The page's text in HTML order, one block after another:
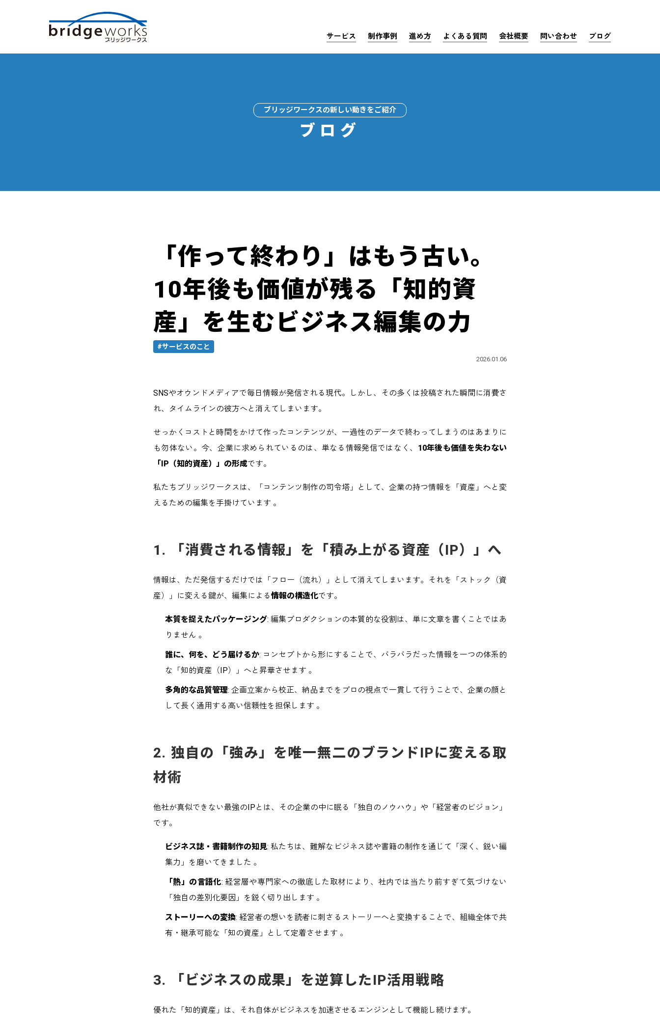
サービス 制作事例 進め方 よくある質問 会社概要 問い合わせ ブログ
ブリッジワークスの新しい動きをご紹介
ブログ
「作って終わり」はもう古い。
10年後も価値が残る「知的資
産」を生むビジネス編集の力
#サービスのこと
2026.01.06
SNSやオウンドメディアで毎日情報が発信される現代。しかし、その多くは投稿された瞬間に消費さ
れ、タイムラインの彼方へと消えてしまいます。
せっかくコストと時間をかけて作ったコンテンツが、一過性のデータで終わってしまうのはあまりに
も勿体ない。今、企業に求められているのは、単なる情報発信ではなく、 10年後も価値を失わない
「IP（知的資産）」の形成です。
私たちブリッジワークスは、「コンテンツ制作の司令塔」として、企業の持つ情報を「資産」へと変
えるための編集を手掛けています 。
1. 「消費される情報」を「積み上がる資産（IP）」へ
情報は、ただ発信するだけでは「フロー（流れ）」として消えてしまいます。それを「ストック（資
産）」に変える鍵が、編集による情報の構造化です。
本質を捉えたパッケージング: 編集プロダクションの本質的な役割は、単に文章を書くことではあ
りません 。
誰に、何を、どう届けるか: コンセプトから形にすることで、バラバラだった情報を一つの体系的
な「知的資産（IP）」へと昇華させます 。
多角的な品質管理: 企画立案から校正、納品までをプロの視点で一貫して行うことで、企業の顔と
して長く通用する高い信頼性を担保します 。
2. 独自の「強み」を唯一無二のブランドIPに変える取
材術
他社が真似できない最強のIPとは、その企業の中に眠る「独自のノウハウ」や「経営者のビジョン」
です。
ビジネス誌・書籍制作の知見: 私たちは、難解なビジネス誌や書籍の制作を通じて「深く、鋭い編
集力」を磨いてきました 。
「熱」の言語化: 経営層や専門家への徹底した取材により、社内では当たり前すぎて気づけない
「独自の差別化要因」を鋭く切り出します 。
ストーリーへの変換: 経営者の想いを読者に刺さるストーリーへと変換することで、組織全体で共
有・継承可能な「知の資産」として定着させます 。
3. 「ビジネスの成果」を逆算したIP活用戦略
優れた「知的資産」は、それ自体がビジネスを加速させるエンジンとして機能し続けます。